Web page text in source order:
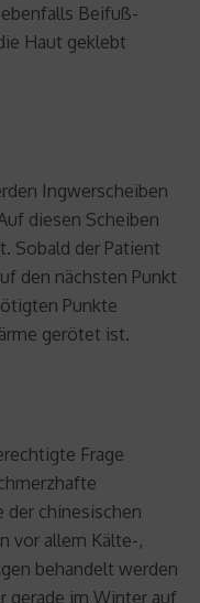
Beifuß-
Haut geklebt
Ingwerscheiben
diesen Scheiben
Sobald der Patient
den nächsten Punkt
Punkte
gerötet ist.
Frage
der chinesischen
vor allem Kälte-,
behandelt werden
gerade im Winter auf